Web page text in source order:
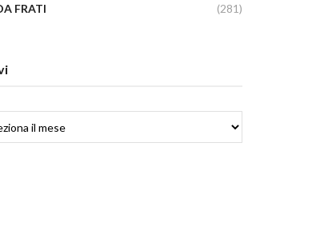
FRATI (281)